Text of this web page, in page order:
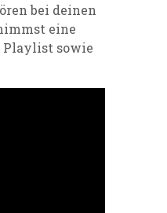
bei deinen
eine
Playlist sowie